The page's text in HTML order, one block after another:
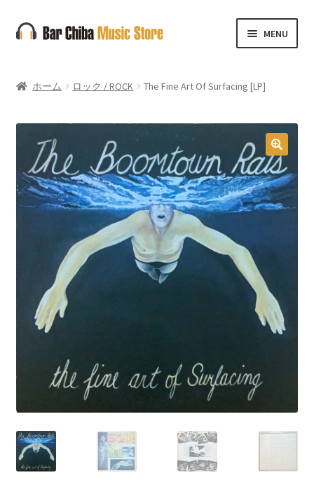
ナ
ビ
ー
キ
コ
ン
ン
プ
MENU
ホーム ロック / ROCK The Fine Art Of Surfacing [LP]
🔍